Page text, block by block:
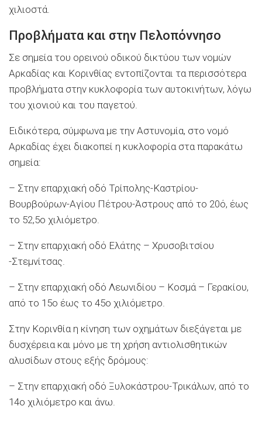
χιλιοστά.
Προβλήματα και στην Πελοπόννησο
Σε σημεία του ορεινού οδικού δικτύου των νομών
Αρκαδίας και Κορινθίας εντοπίζονται τα περισσότερα
προβλήματα στην κυκλοφορία των αυτοκινήτων, λόγω
του χιονιού και του παγετού.
Ειδικότερα, σύμφωνα με την Αστυνομία, στο νομό
Αρκαδίας έχει διακοπεί η κυκλοφορία στα παρακάτω
σημεία:
– Στην επαρχιακή οδό Τρίπολης-Καστρίου-
Βουρβούρων-Αγίου Πέτρου-Άστρους από το 20ό, έως
το 52,5ο χιλιόμετρο.
– Στην επαρχιακή οδό Ελάτης – Χρυσοβιτσίου
-Στεμνίτσας.
– Στην επαρχιακή οδό Λεωνιδίου – Κοσμά – Γερακίου,
από το 15ο έως το 45ο χιλιόμετρο.
Στην Κορινθία η κίνηση των οχημάτων διεξάγεται με
δυσχέρεια και μόνο με τη χρήση αντιολισθητικών
αλυσίδων στους εξής δρόμους:
– Στην επαρχιακή οδό Ξυλοκάστρου-Τρικάλων, από το
14ο χιλιόμετρο και άνω.